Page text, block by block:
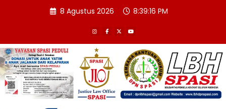
8 Agustus 2026 8:39:16 PM